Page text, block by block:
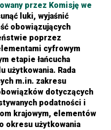
przez Komisję we
luki, wyjaśnić
obowiązujących
poprzez
cyfrowym
etapie łańcucha
użytkowania. Rada
m.in. zakresu
dotyczących
podatności i
krajowym, elementów
okresu użytkowania